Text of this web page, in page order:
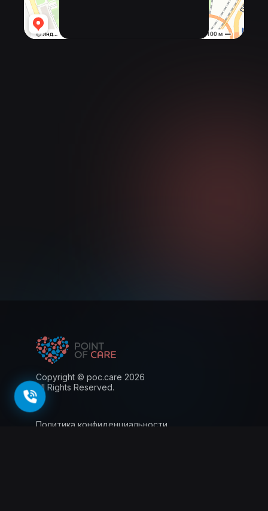
Copyright © poc.care 2026
All Rights Reserved.
Политика конфиденциальности